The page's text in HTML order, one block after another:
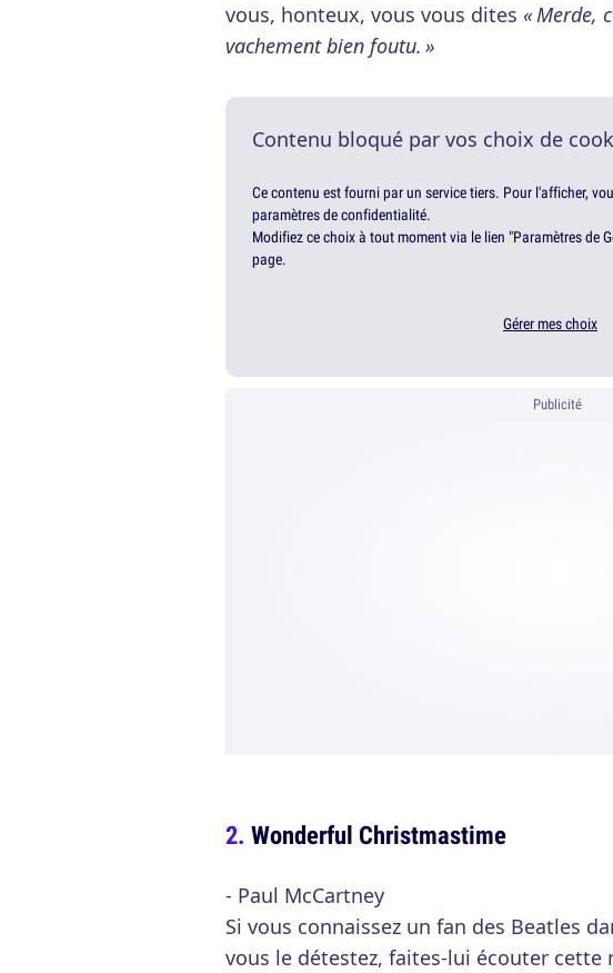
vous, honteux, vous vous dites « Merde,
vachement bien foutu. »
Contenu bloqué par vos choix de
Ce contenu est fourni par un service tiers. Pour l'afficher,
paramètres de confidentialité.
Modifiez ce choix à tout moment via le lien "Paramètres de
page.
Gérer mes choix
Publicité
Wonderful Christmastime
- Paul McCartney
Si vous connaissez un fan des Beatles
vous le détestez, faites-lui écouter cette